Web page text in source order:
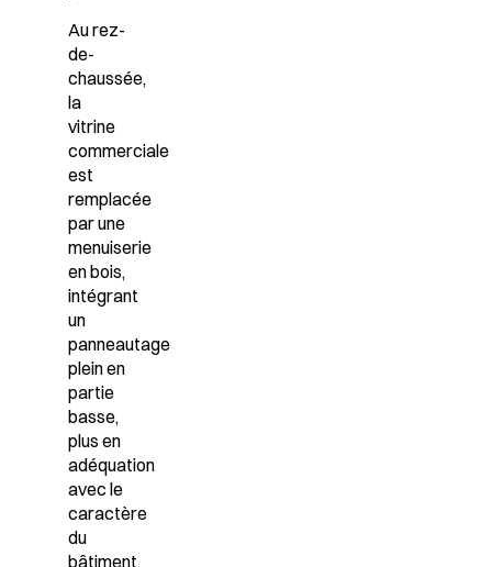
Au rez-
de-
chaussée,
la
vitrine
commerciale
est
remplacée
par une
menuiserie
en bois,
intégrant
un
panneautage
plein en
partie
basse,
plus en
adéquation
avec le
caractère
du
bâtiment.